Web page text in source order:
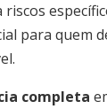
para quem
completa